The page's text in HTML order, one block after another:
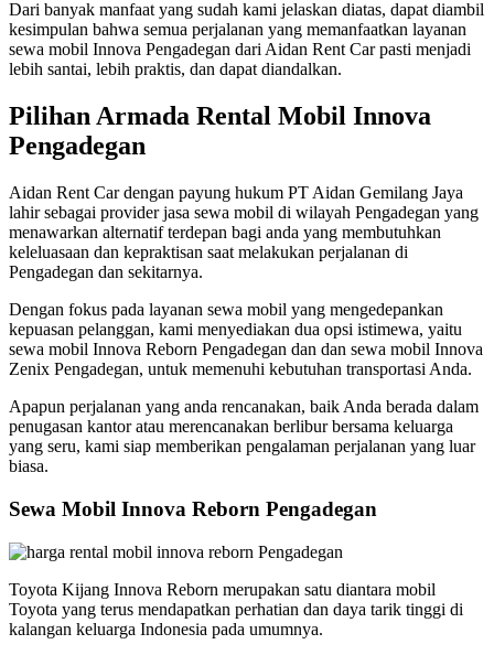
Dari banyak manfaat yang sudah kami jelaskan diatas, dapat diambil
kesimpulan bahwa semua perjalanan yang memanfaatkan layanan
sewa mobil Innova Pengadegan dari Aidan Rent Car pasti menjadi
lebih santai, lebih praktis, dan dapat diandalkan.
Pilihan Armada Rental Mobil Innova
Pengadegan
Aidan Rent Car dengan payung hukum PT Aidan Gemilang Jaya
lahir sebagai provider jasa sewa mobil di wilayah Pengadegan yang
menawarkan alternatif terdepan bagi anda yang membutuhkan
keleluasaan dan kepraktisan saat melakukan perjalanan di
Pengadegan dan sekitarnya.
Dengan fokus pada layanan sewa mobil yang mengedepankan
kepuasan pelanggan, kami menyediakan dua opsi istimewa, yaitu
sewa mobil Innova Reborn Pengadegan dan dan sewa mobil Innova
Zenix Pengadegan, untuk memenuhi kebutuhan transportasi Anda.
Apapun perjalanan yang anda rencanakan, baik Anda berada dalam
penugasan kantor atau merencanakan berlibur bersama keluarga
yang seru, kami siap memberikan pengalaman perjalanan yang luar
biasa.
Sewa Mobil Innova Reborn Pengadegan
Toyota Kijang Innova Reborn merupakan satu diantara mobil
Toyota yang terus mendapatkan perhatian dan daya tarik tinggi di
kalangan keluarga Indonesia pada umumnya.